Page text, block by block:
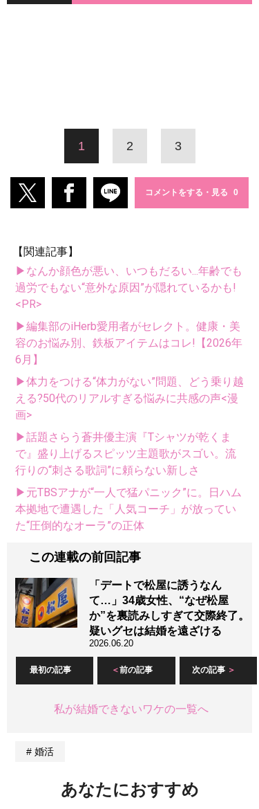
1 2 3
コメントをする・見る
【関連記事】
▶なんか顔色が悪い、いつもだるい...年齢でも
過労でもない“意外な原因”が隠れているかも!
<PR>
▶編集部のiHerb愛用者がセレクト。健康・美
容のお悩み別、鉄板アイテムはコレ!【2026年
6月】
▶体力をつける“体力がない”問題、どう乗り越
える?50代のリアルすぎる悩みに共感の声<漫
画>
▶話題さらう蒼井優主演『Tシャツが乾くま
で』盛り上げるスピッツ主題歌がスゴい。流
行りの“刺さる歌詞”に頼らない新しさ
▶元TBSアナが“一人で猛パニック”に。日ハム
本拠地で遭遇した「人気コーチ」が放ってい
た“圧倒的なオーラ”の正体
この連載の前回記事
「デートで松屋に誘うなん
て…」34歳女性、“なぜ松屋
か”を裏読みしすぎて交際終了。
疑いグセは結婚を遠ざける
2026.06.20
最初の記事 前の記事 次の記事
私が結婚できないワケの一覧へ
婚活
あなたにおすすめ